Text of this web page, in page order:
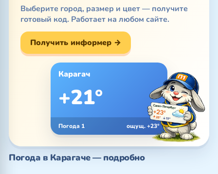
Выберите город, размер и цвет — получите
готовый код. Работает на любом сайте.
Получить информер →
Карагач
+21°
Погода 1 ощущ. +23°
Погода в Карагаче — подробно